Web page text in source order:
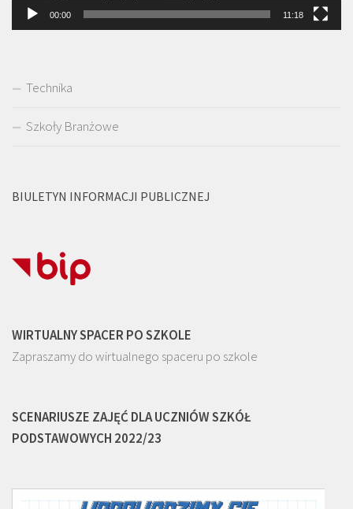
00:00 11:18
Technika
Szkoły Branżowe
BIULETYN INFORMACJI PUBLICZNEJ
WIRTUALNY SPACER PO SZKOLE
Zapraszamy do wirtualnego spaceru po szkole
SCENARIUSZE ZAJĘĆ DLA UCZNIÓW SZKÓŁ
PODSTAWOWYCH 2022/23